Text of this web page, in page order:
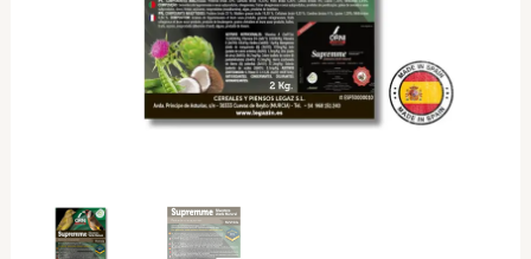
Σπιρουλίνα,
Γαϊδουράγκαθο